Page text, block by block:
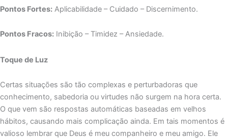
Pontos Fortes: Aplicabilidade – Cuidado – Discernimento.
Pontos Fracos: Inibição – Timidez – Ansiedade.
Toque de Luz
Certas situações são tão complexas e perturbadoras que
conhecimento, sabedoria ou virtudes não surgem na hora certa.
O que vem são respostas automáticas baseadas em velhos
hábitos, causando mais complicação ainda. Em tais momentos é
valioso lembrar que Deus é meu companheiro e meu amigo. Ele